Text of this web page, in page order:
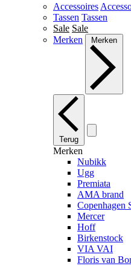
Accessoires
Tassen Tassen
Sale Sale
Merken
Merken
Terug
Merken
Nubikk
Ugg
Premiata
AMA brand
Copenhagen
Mercer
Hoff
Birkenstock
VIA VAI
Floris van